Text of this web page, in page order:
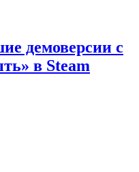
демоверсии с
в Steam